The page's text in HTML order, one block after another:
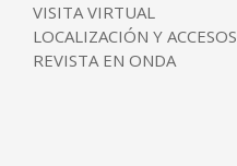
VISITA VIRTUAL
LOCALIZACIÓN Y ACCESOS
REVISTA EN ONDA